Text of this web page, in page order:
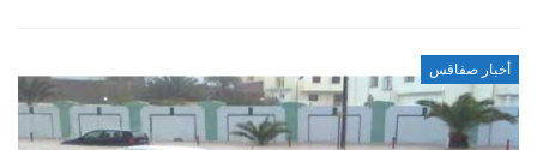
أخبار صفاقس